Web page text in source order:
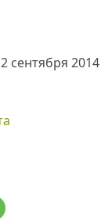
сентября 2014